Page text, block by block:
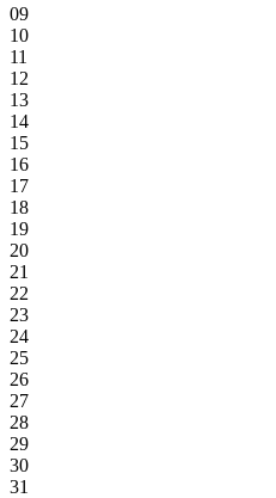
09
10
11
12
13
14
15
16
17
18
19
20
21
22
23
24
25
26
27
28
29
30
31